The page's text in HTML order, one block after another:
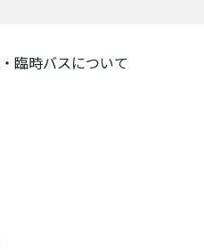
臨時バスについて